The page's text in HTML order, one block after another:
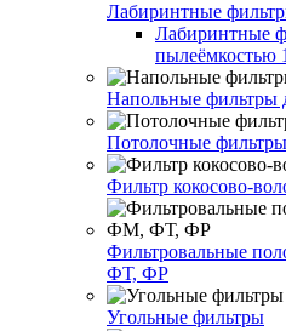
Лабиринтные
Лабиринтные
пылеёмкостью
Напольные фильтры
Потолочные
Фильтр кокосово-
Фильтровальные
ФТ, ФР
Угольные фильтры